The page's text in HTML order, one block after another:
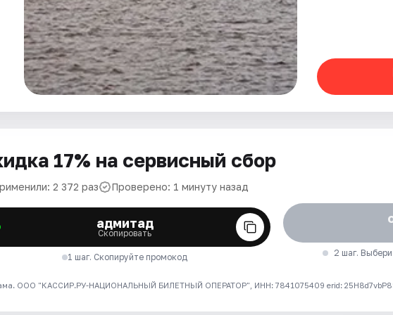
17% на сервисный сбор
2 372 раз Проверено: 1 минуту назад
адмитад
Скопировать
1 шаг. Скопируйте промокод
2 шаг.
ООО "КАССИР.РУ-НАЦИОНАЛЬНЫЙ БИЛЕТНЫЙ ОПЕРАТОР", ИНН: 7841075409 erid: